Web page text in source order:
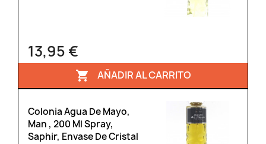
13,95 €
 AÑADIR AL CARRITO
Colonia Agua De Mayo,
Man , 200 Ml Spray,
Saphir, Envase De Cristal